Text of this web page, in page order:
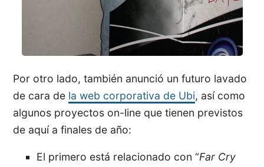
Por otro lado, también anunció un futuro lavado
de cara de la web corporativa de Ubi, así como
algunos proyectos on-line que tienen previstos
de aquí a finales de año:
El primero está relacionado con “Far Cry